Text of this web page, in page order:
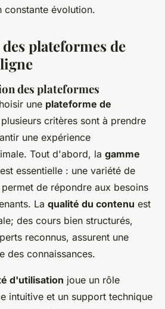
constante évolution.
plateformes de
des plateformes
une plateforme de
critères sont à prendre
une expérience
Tout d'abord, la gamme
essentielle : une variété de
de répondre aux besoins
La qualité du contenu est
des cours bien structurés,
reconnus, assurent une
des connaissances.
d'utilisation joue un rôle
intuitive et un support technique